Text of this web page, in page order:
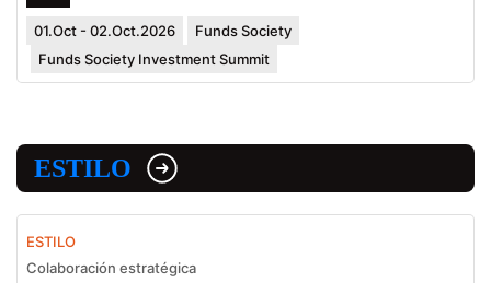
01.Oct - 02.Oct.2026
Funds Society
Funds Society Investment Summit
ESTILO
ESTILO
Colaboración estratégica